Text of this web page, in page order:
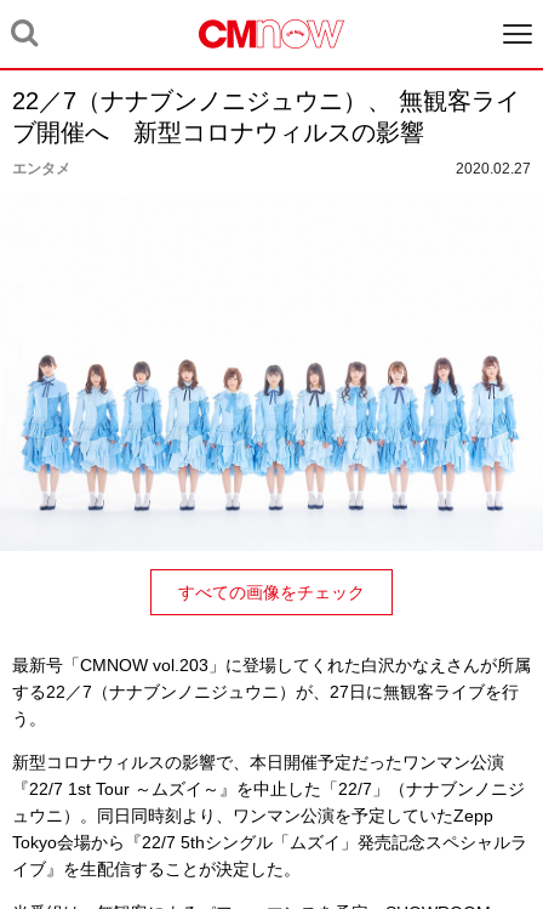
22／7（ナナブンノニジュウニ）、 無観客ライ
ブ開催へ 新型コロナウィルスの影響
エンタメ 2020.02.27
すべての画像をチェック
最新号「CMNOW vol.203」に登場してくれた白沢かなえさんが所属
する22／7（ナナブンノニジュウニ）が、27日に無観客ライブを行
う。
新型コロナウィルスの影響で、本日開催予定だったワンマン公演
『22/7 1st Tour ～ムズイ～』を中止した「22/7」（ナナブンノニジ
ュウニ）。同日同時刻より、ワンマン公演を予定していたZepp
Tokyo会場から『22/7 5thシングル「ムズイ」発売記念スペシャルラ
イブ』を生配信することが決定した。